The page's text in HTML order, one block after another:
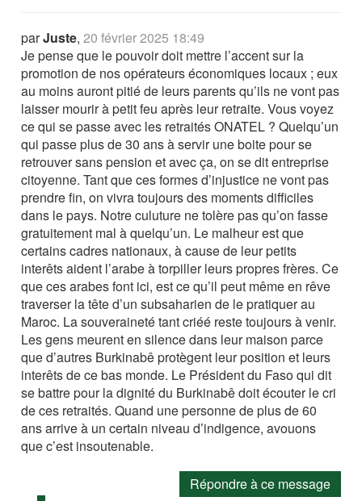
parJuste,20 février 2025 18:49
Je pense que le pouvoir doit mettre l’accent sur la
promotion de nos opérateurs économiques locaux ; eux
au moins auront pitié de leurs parents qu’ils ne vont pas
laisser mourir à petit feu après leur retraite. Vous voyez
ce qui se passe avec les retraités ONATEL ? Quelqu’un
qui passe plus de 30 ans à servir une boite pour se
retrouver sans pension et avec ça, on se dit entreprise
citoyenne. Tant que ces formes d’injustice ne vont pas
prendre fin, on vivra toujours des moments difficiles
dans le pays. Notre culuture ne tolère pas qu’on fasse
gratuitement mal à quelqu’un. Le malheur est que
certains cadres nationaux, à cause de leur petits
interêts aident l’arabe à torpiller leurs propres frères. Ce
que ces arabes font ici, est ce qu’il peut même en rêve
traverser la tête d’un subsaharien de le pratiquer au
Maroc. La souveraineté tant criéé reste toujours à venir.
Les gens meurent en silence dans leur maison parce
que d’autres Burkinabê protègent leur position et leurs
interêts de ce bas monde. Le Président du Faso qui dit
se battre pour la dignité du Burkinabê doit écouter le cri
de ces retraités. Quand une personne de plus de 60
ans arrive à un certain niveau d’indigence, avouons
que c’est insoutenable.
Répondre à ce message